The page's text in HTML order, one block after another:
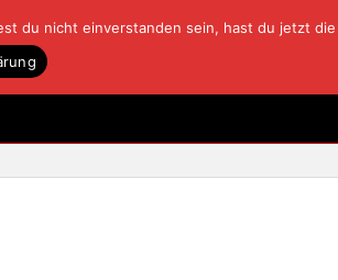
du nicht einverstanden sein, hast du jetzt